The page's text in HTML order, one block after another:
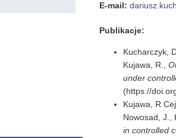
E-mail:
Publikacje:
Kucharczyk,
Kujawa, R.,
under
(https://
Kujawa, R
Nowosad, J.,
in controlled